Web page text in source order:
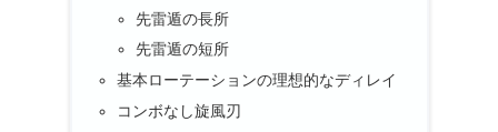
先雷遁の長所
先雷遁の短所
基本ローテーションの理想的なディレイ
コンボなし旋風刃